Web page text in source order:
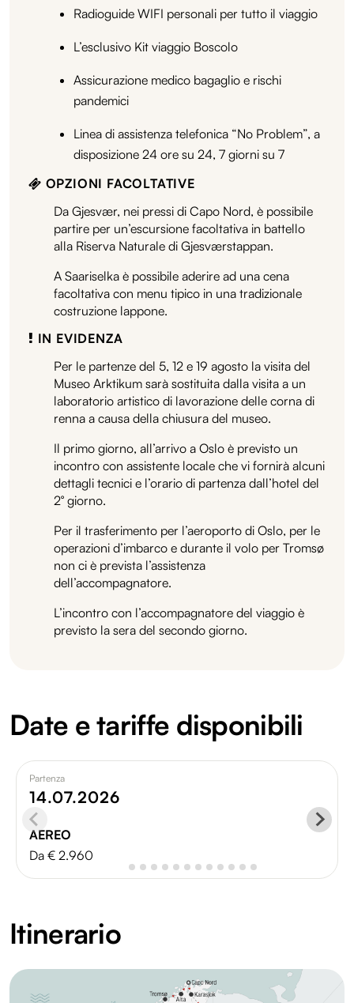
Radioguide WIFI personali per tutto il viaggio
L’esclusivo Kit viaggio Boscolo
Assicurazione medico bagaglio e rischi
pandemici
Linea di assistenza telefonica “No Problem”, a
disposizione 24 ore su 24, 7 giorni su 7
OPZIONI FACOLTATIVE
Da Gjesvær, nei pressi di Capo Nord, è possibile
partire per un’escursione facoltativa in battello
alla Riserva Naturale di Gjesværstappan.
A Saariselka è possibile aderire ad una cena
facoltativa con menu tipico in una tradizionale
costruzione lappone.
IN EVIDENZA
Per le partenze del 5, 12 e 19 agosto la visita del
Museo Arktikum sarà sostituita dalla visita a un
laboratorio artistico di lavorazione delle corna di
renna a causa della chiusura del museo.
Il primo giorno, all’arrivo a Oslo è previsto un
incontro con assistente locale che vi fornirà alcuni
dettagli tecnici e l’orario di partenza dall’hotel del
2° giorno.
Per il trasferimento per l’aeroporto di Oslo, per le
operazioni d’imbarco e durante il volo per Tromsø
non ci è prevista l’assistenza
dell’accompagnatore.
L’incontro con l’accompagnatore del viaggio è
previsto la sera del secondo giorno.
Date e tariffe disponibili
Partenza
14.07.2026
AEREO
Da € 2.960
Itinerario